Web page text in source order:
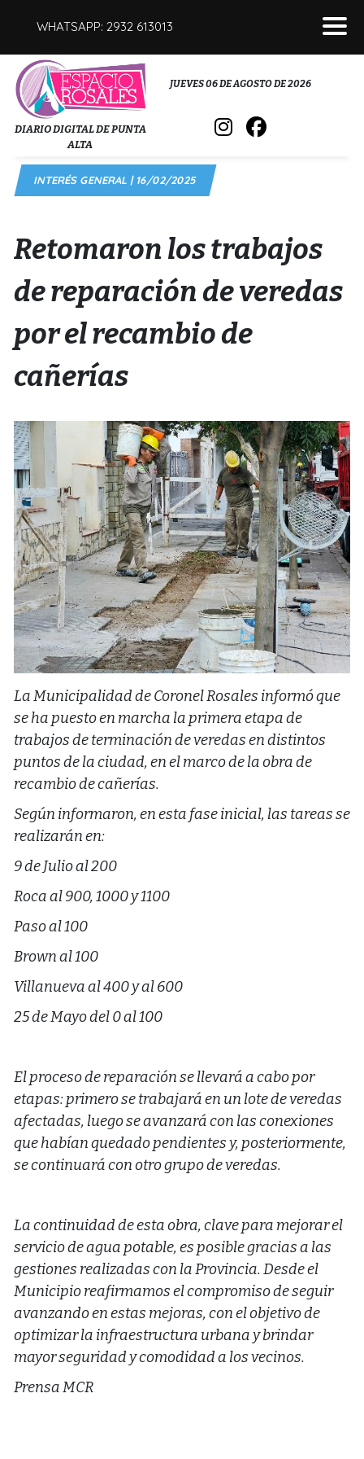
WHATSAPP: 2932 613013
POLICIALES
INTERÉS GENERAL
DEPORTES
DIARIO DIGITAL DE PUNTA
ALTA
JUEVES 06 DE AGOSTO DE 2026
INTERÉS GENERAL | 16/02/2025
Retomaron los trabajos
de reparación de veredas
por el recambio de
cañerías
La Municipalidad de Coronel Rosales informó que
se ha puesto en marcha la primera etapa de
trabajos de terminación de veredas en distintos
puntos de la ciudad, en el marco de la obra de
recambio de cañerías.
Según informaron, en esta fase inicial, las tareas se
realizarán en:
9 de Julio al 200
Roca al 900, 1000 y 1100
Paso al 100
Brown al 100
Villanueva al 400 y al 600
25 de Mayo del 0 al 100
El proceso de reparación se llevará a cabo por
etapas: primero se trabajará en un lote de veredas
afectadas, luego se avanzará con las conexiones
que habían quedado pendientes y, posteriormente,
se continuará con otro grupo de veredas.
La continuidad de esta obra, clave para mejorar el
servicio de agua potable, es posible gracias a las
gestiones realizadas con la Provincia. Desde el
Municipio reafirmamos el compromiso de seguir
avanzando en estas mejoras, con el objetivo de
optimizar la infraestructura urbana y brindar
mayor seguridad y comodidad a los vecinos.
Prensa MCR